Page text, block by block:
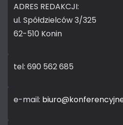
ADRES REDAKCJI:
ul. Spółdzielców 3/325
62-510 Konin
tel: 690 562 685
e-mail: